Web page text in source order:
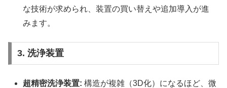
な技術が求められ、装置の買い替えや追加導入が進
みます。
3. 洗浄装置
超精密洗浄装置: 構造が複雑（3D化）になるほど、微